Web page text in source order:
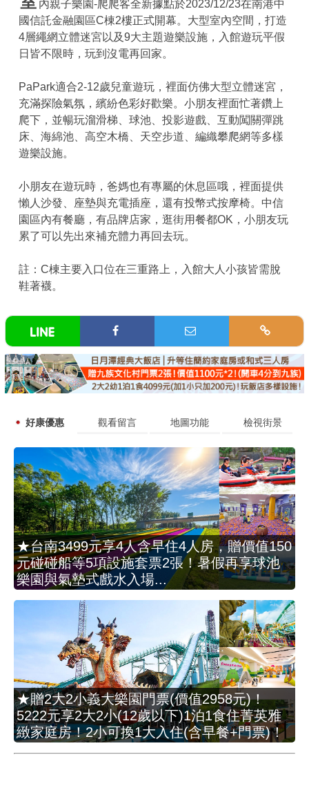
內親子樂園-爬爬客全新據點於2023/12/23在南港中
國信託金融園區C棟2樓正式開幕。大型室內空間，打造
4層繩網立體迷宮以及9大主題遊樂設施，入館遊玩平假
日皆不限時，玩到沒電再回家。
PaPark適合2-12歲兒童遊玩，裡面仿佛大型立體迷宮，
充滿探險氣氛，繽紛色彩好歡樂。小朋友裡面忙著鑽上
爬下，並暢玩溜滑梯、球池、投影遊戲、互動闖關彈跳
床、海綿池、高空木橋、天空步道、編織攀爬網等多樣
遊樂設施。
小朋友在遊玩時，爸媽也有專屬的休息區哦，裡面提供
懶人沙發、座墊與充電插座，還有投幣式按摩椅。中信
園區內有餐廳，有品牌店家，逛街用餐都OK，小朋友玩
累了可以先出來補充體力再回去玩。
註：C棟主要入口位在三重路上，入館大人小孩皆需脫
鞋著襪。
好康優惠 觀看留言 地圖功能 檢視街景
★台南3499元享4人含早住4人房，贈價值150
元碰碰船等5項設施套票2張！暑假再享球池
樂園與氣墊式戲水入場...
★贈2大2小義大樂園門票(價值2958元)！
5222元享2大2小(12歲以下)1泊1食住菁英雅
緻家庭房！2小可換1大入住(含早餐+門票)！